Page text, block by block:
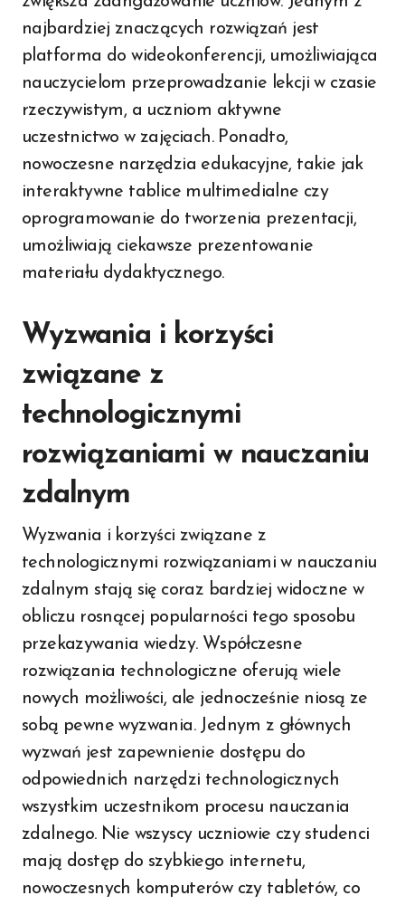
najbardziej znaczących rozwiązań jest
platforma do wideokonferencji, umożliwiająca
nauczycielom przeprowadzanie lekcji w czasie
rzeczywistym, a uczniom aktywne
uczestnictwo w zajęciach. Ponadto,
nowoczesne narzędzia edukacyjne, takie jak
interaktywne tablice multimedialne czy
oprogramowanie do tworzenia prezentacji,
umożliwiają ciekawsze prezentowanie
materiału dydaktycznego.
Wyzwania i korzyści
związane z
technologicznymi
rozwiązaniami w nauczaniu
zdalnym
Wyzwania i korzyści związane z
technologicznymi rozwiązaniami w nauczaniu
zdalnym stają się coraz bardziej widoczne w
obliczu rosnącej popularności tego sposobu
przekazywania wiedzy. Współczesne
rozwiązania technologiczne oferują wiele
nowych możliwości, ale jednocześnie niosą ze
sobą pewne wyzwania. Jednym z głównych
wyzwań jest zapewnienie dostępu do
odpowiednich narzędzi technologicznych
wszystkim uczestnikom procesu nauczania
zdalnego. Nie wszyscy uczniowie czy studenci
mają dostęp do szybkiego internetu,
nowoczesnych komputerów czy tabletów, co